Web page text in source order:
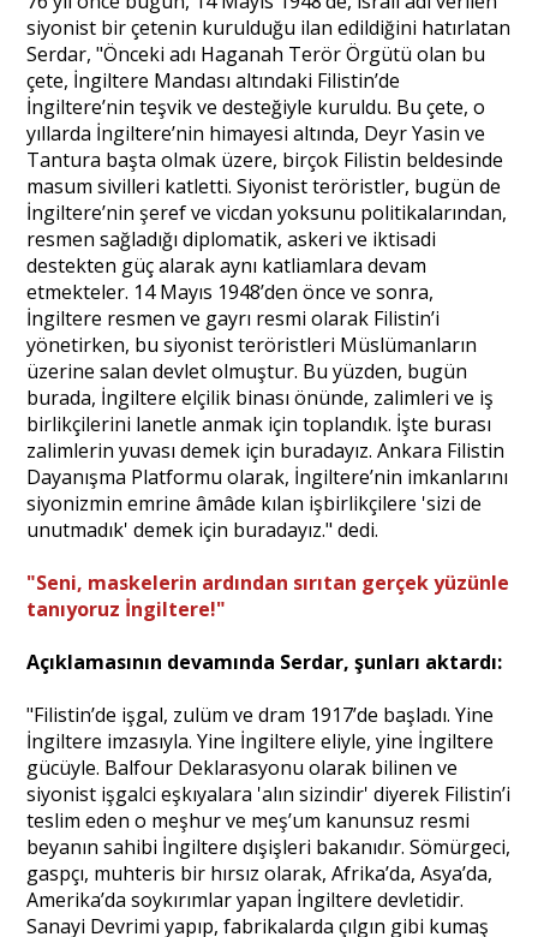
siyonist bir çetenin kurulduğu ilan edildiğini hatırlatan
Serdar, "Önceki adı Haganah Terör Örgütü olan bu
çete, İngiltere Mandası altındaki Filistin’de
İngiltere’nin teşvik ve desteğiyle kuruldu. Bu çete, o
yıllarda İngiltere’nin himayesi altında, Deyr Yasin ve
Tantura başta olmak üzere, birçok Filistin beldesinde
masum sivilleri katletti. Siyonist teröristler, bugün de
İngiltere’nin şeref ve vicdan yoksunu politikalarından,
resmen sağladığı diplomatik, askeri ve iktisadi
destekten güç alarak aynı katliamlara devam
etmekteler. 14 Mayıs 1948’den önce ve sonra,
İngiltere resmen ve gayrı resmi olarak Filistin’i
yönetirken, bu siyonist teröristleri Müslümanların
üzerine salan devlet olmuştur. Bu yüzden, bugün
burada, İngiltere elçilik binası önünde, zalimleri ve iş
birlikçilerini lanetle anmak için toplandık. İşte burası
zalimlerin yuvası demek için buradayız. Ankara Filistin
Dayanışma Platformu olarak, İngiltere’nin imkanlarını
siyonizmin emrine âmâde kılan işbirlikçilere 'sizi de
unutmadık' demek için buradayız." dedi.
"Seni, maskelerin ardından sırıtan gerçek yüzünle
tanıyoruz İngiltere!"
Açıklamasının devamında Serdar, şunları aktardı:
"Filistin’de işgal, zulüm ve dram 1917’de başladı. Yine
İngiltere imzasıyla. Yine İngiltere eliyle, yine İngiltere
gücüyle. Balfour Deklarasyonu olarak bilinen ve
siyonist işgalci eşkıyalara 'alın sizindir' diyerek Filistin’i
teslim eden o meşhur ve meş’um kanunsuz resmi
beyanın sahibi İngiltere dışişleri bakanıdır. Sömürgeci,
gaspçı, muhteris bir hırsız olarak, Afrika’da, Asya’da,
Amerika’da soykırımlar yapan İngiltere devletidir.
Sanayi Devrimi yapıp, fabrikalarda çılgın gibi kumaş